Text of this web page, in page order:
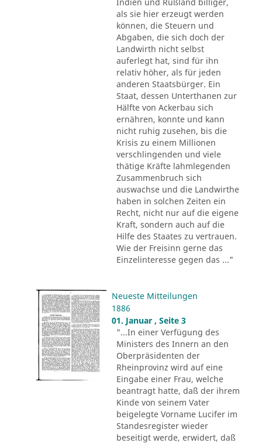
als sie hier erzeugt werden
können, die Steuern und
Abgaben, die sich doch der
Landwirth nicht selbst
auferlegt hat, sind für ihn
relativ höher, als für jeden
anderen Staatsbürger. Ein
Staat, dessen Unterthanen zur
Hälfte von Ackerbau sich
ernähren, konnte und kann
nicht ruhig zusehen, bis die
Krisis zu einem Millionen
verschlingenden und viele
thätige Kräfte lahmlegenden
Zusammenbruch sich
auswachse und die Landwirthe
haben in solchen Zeiten ein
Recht, nicht nur auf die eigene
Kraft, sondern auch auf die
Hilfe des Staates zu vertrauen.
Wie der Freisinn gerne das
Einzelinteresse gegen das ..."
Neueste Mitteilungen
1886
01. Januar , Seite 3
"...In einer Verfügung des
Ministers des Innern an den
Oberpräsidenten der
Rheinprovinz wird auf eine
Eingabe einer Frau, welche
beantragt hatte, daß der ihrem
Kinde von seinem Vater
beigelegte Vorname Lucifer im
Standesregister wieder
beseitigt werde, erwidert, daß